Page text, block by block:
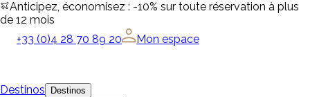
Anticipez, économisez : -10% sur toute réservation à plus
de 12 mois
+33 (0)4 28 70 89 20
Mon espace
Destinos Destinos